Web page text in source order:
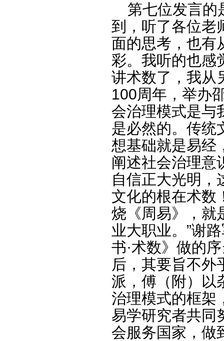
第七位发言的
到，听了各位老
面的思考，也有
彩。我听的也感
讲术数了，我从
100周年，举办
会治理模式是与
是必然的。传统
想基础就是易经
阐述社会治理意
自信正大光明，
文化的根在术数
烧《周易》，就
业大职业。”谢
书·术数》做的
后，其要旨不外
派，傅（附）以
治理模式的框架
易学研究者共同
会服务国家，做